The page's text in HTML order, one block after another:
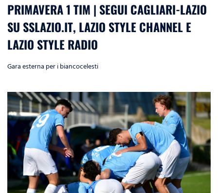
PRIMAVERA 1 TIM | SEGUI CAGLIARI-LAZIO
SU SSLAZIO.IT, LAZIO STYLE CHANNEL E
LAZIO STYLE RADIO
Gara esterna per i biancocelesti